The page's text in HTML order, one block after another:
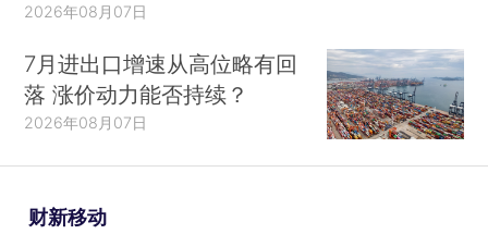
2026年08月07日
7月进出口增速从高位略有回
落 涨价动力能否持续？
2026年08月07日
财新移动